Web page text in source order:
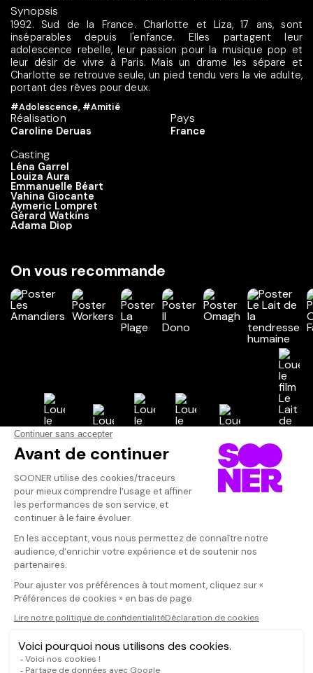
Synopsis
1992. Sud de la France. Charlotte et Liza, 17 ans, sont
inséparables depuis l'enfance. Elles partagent leur
adolescence rebelle, leur passion pour la musique pop et
leur désir de vivre à Paris. Mais un drame les sépare et
Charlotte se retrouve seule, un pied tendu vers la vie adulte,
portant des rêves pour deux.
#Adolescence, #Amitié
Réalisation
Caroline Deruas
Casting
Léna Garrel
Louiza Aura
Emmanuelle Béart
Vahina Giocante
Aymeric Lompret
Gérard Watkins
Adama Diop
Pays
France
On vous recommande
Vos avis
Donnez votre avis
Votre note
Votre commentaire
Il faut vous connecter pour
publier un avis
CONNEXION